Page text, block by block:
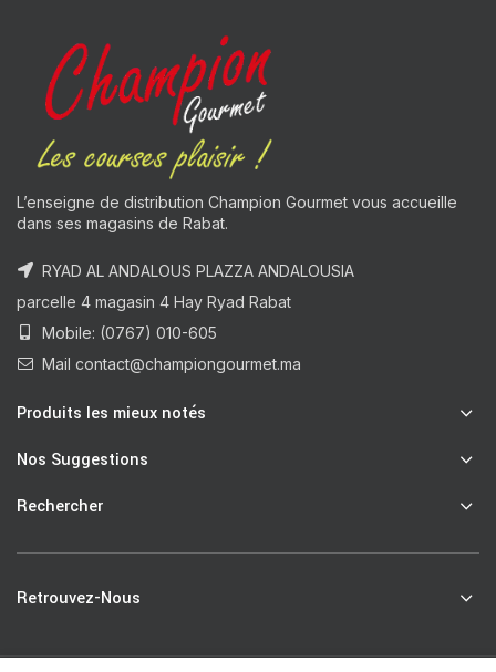
L’enseigne de distribution Champion Gourmet vous accueille
dans ses magasins de Rabat.
RYAD AL ANDALOUS PLAZZA ANDALOUSIA
parcelle 4 magasin 4 Hay Ryad Rabat
Mobile: (0767) 010-605
Mail contact@championgourmet.ma
Produits les mieux notés
Nos Suggestions
Rechercher
Retrouvez-Nous